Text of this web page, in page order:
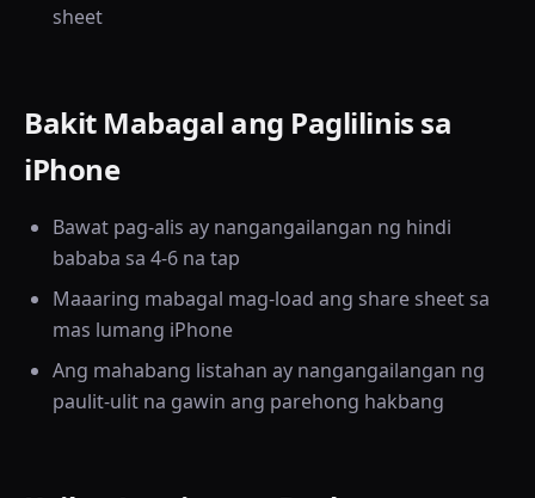
sheet
Bakit Mabagal ang Paglilinis sa
iPhone
Bawat pag-alis ay nangangailangan ng hindi
bababa sa 4-6 na tap
Maaaring mabagal mag-load ang share sheet sa
mas lumang iPhone
Ang mahabang listahan ay nangangailangan ng
paulit-ulit na gawin ang parehong hakbang